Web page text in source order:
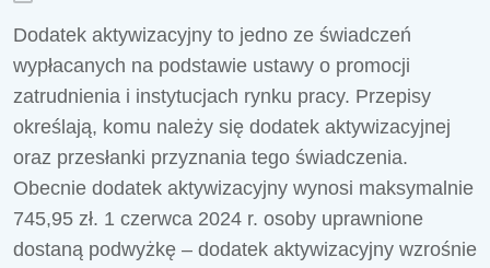
Dodatek aktywizacyjny to jedno ze świadczeń
wypłacanych na podstawie ustawy o promocji
zatrudnienia i instytucjach rynku pracy. Przepisy
określają, komu należy się dodatek aktywizacyjnej
oraz przesłanki przyznania tego świadczenia.
Obecnie dodatek aktywizacyjny wynosi maksymalnie
745,95 zł. 1 czerwca 2024 r. osoby uprawnione
dostaną podwyżkę – dodatek aktywizacyjny wzrośnie